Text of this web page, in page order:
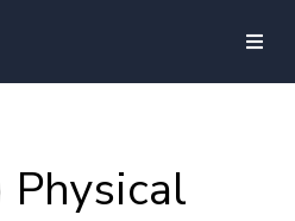
Physical